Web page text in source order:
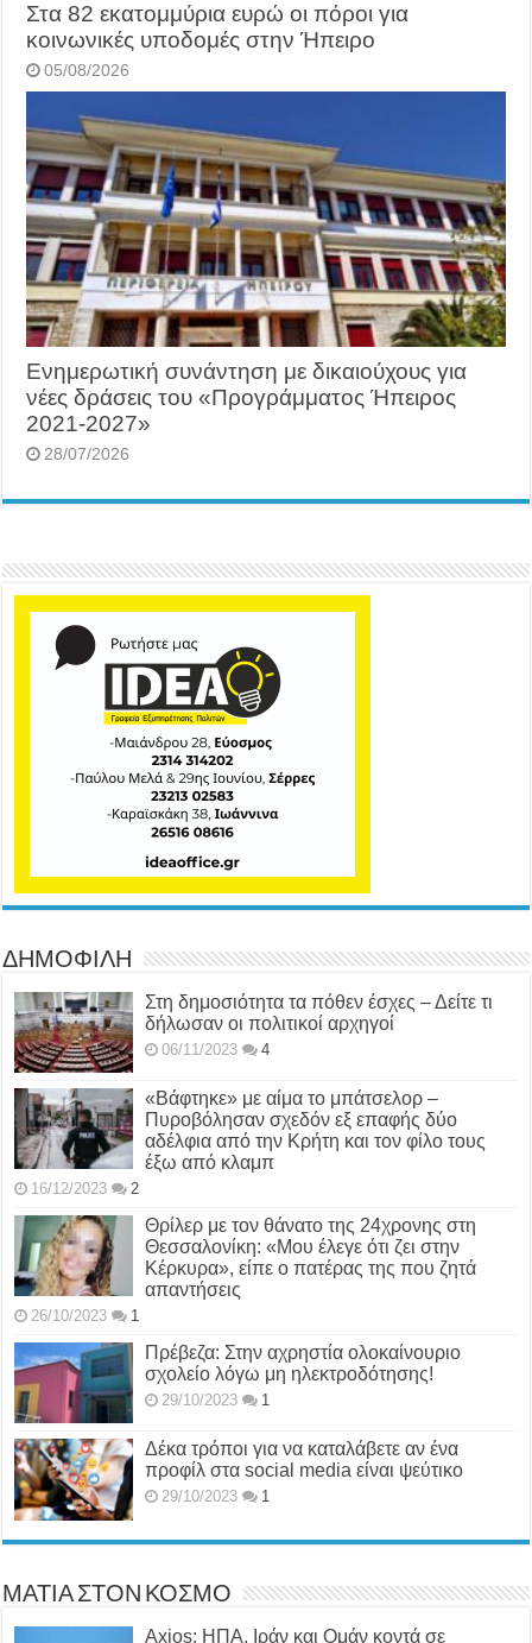
Στα 82 εκατομμύρια ευρώ οι πόροι για
κοινωνικές υποδομές στην Ήπειρο
05/08/2026
Ενημερωτική συνάντηση με δικαιούχους για
νέες δράσεις του «Προγράμματος Ήπειρος
2021-2027»
28/07/2026
ΔΗΜΟΦΙΛΗ
Στη δημοσιότητα τα πόθεν έσχες – Δείτε τι
δήλωσαν οι πολιτικοί αρχηγοί
06/11/2023 4
«Βάφτηκε» με αίμα το μπάτσελορ –
Πυροβόλησαν σχεδόν εξ επαφής δύο
αδέλφια από την Κρήτη και τον φίλο τους
έξω από κλαμπ
16/12/2023 2
Θρίλερ με τον θάνατο της 24χρονης στη
Θεσσαλονίκη: «Μου έλεγε ότι ζει στην
Κέρκυρα», είπε ο πατέρας της που ζητά
απαντήσεις
26/10/2023 1
Πρέβεζα: Στην αχρηστία ολοκαίνουριο
σχολείο λόγω μη ηλεκτροδότησης!
29/10/2023 1
Δέκα τρόποι για να καταλάβετε αν ένα
προφίλ στα social media είναι ψεύτικο
29/10/2023 1
ΜΑΤΙΑ ΣΤΟΝ ΚΟΣΜΟ
Axios: ΗΠΑ, Ιράν και Ομάν κοντά σε